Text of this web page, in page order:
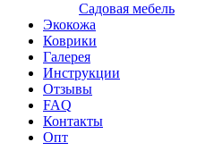
Садовая мебель
Экокожа
Коврики
Галерея
Инструкции
Отзывы
FAQ
Контакты
Опт